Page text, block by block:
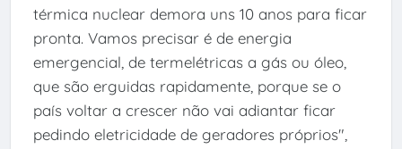
térmica nuclear demora uns 10 anos para ficar
pronta. Vamos precisar é de energia
emergencial, de termelétricas a gás ou óleo,
que são erguidas rapidamente, porque se o
país voltar a crescer não vai adiantar ficar
pedindo eletricidade de geradores próprios",